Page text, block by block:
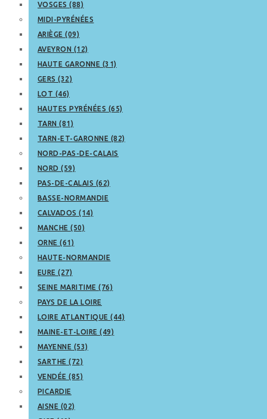
VOSGES (88)
MIDI-PYRÉNÉES
ARIÈGE (09)
AVEYRON (12)
HAUTE GARONNE (31)
GERS (32)
LOT (46)
HAUTES PYRÉNÉES (65)
TARN (81)
TARN-ET-GARONNE (82)
NORD-PAS-DE-CALAIS
NORD (59)
PAS-DE-CALAIS (62)
BASSE-NORMANDIE
CALVADOS (14)
MANCHE (50)
ORNE (61)
HAUTE-NORMANDIE
EURE (27)
SEINE MARITIME (76)
PAYS DE LA LOIRE
LOIRE ATLANTIQUE (44)
MAINE-ET-LOIRE (49)
MAYENNE (53)
SARTHE (72)
VENDÉE (85)
PICARDIE
AISNE (02)